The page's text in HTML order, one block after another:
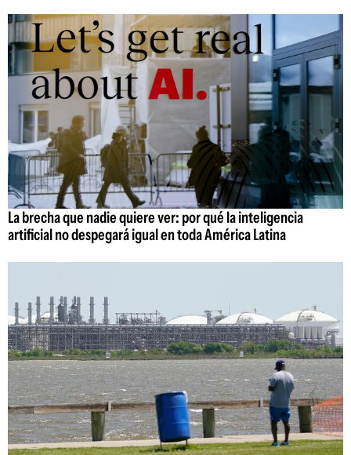
La brecha que nadie quiere ver: por qué la inteligencia
artificial no despegará igual en toda América Latina